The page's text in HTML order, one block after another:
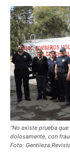
“No existe prueba
dolosamente, con
Foto: Gentileza